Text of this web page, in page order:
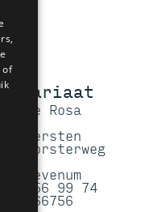
Rosa
Kersten
Sevenum
38 56 99 74
40166756
of